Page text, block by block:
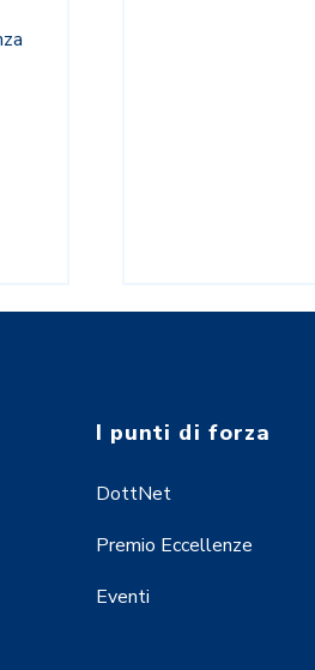
I punti di forza
DottNet
Premio Eccellenze
Eventi